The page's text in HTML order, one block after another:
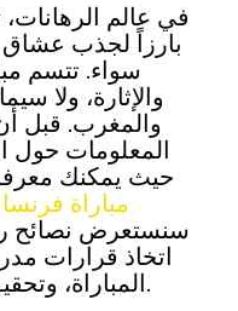
بارزاً لجذب عشاق
سواء. تتسم
والإثارة، ولا
والمغرب. قبل
المعلومات حول
حيث يمكنك
مباراة
سنستعرض نصائح
اتخاذ قرارات
المباراة، وتحقيق أقصى استفادة من فرصك.